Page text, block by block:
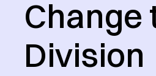
Change
Division